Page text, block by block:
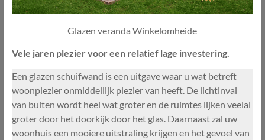
Glazen veranda Winkelomheide
Vele jaren plezier voor een relatief lage investering.
Een glazen schuifwand is een uitgave waar u wat betreft
woonplezier onmiddellijk plezier van heeft. De lichtinval
van buiten wordt heel wat groter en de ruimtes lijken veelal
groter door het doorkijk door het glas. Daarnaast zal uw
woonhuis een mooiere uitstraling krijgen en het gevoel van